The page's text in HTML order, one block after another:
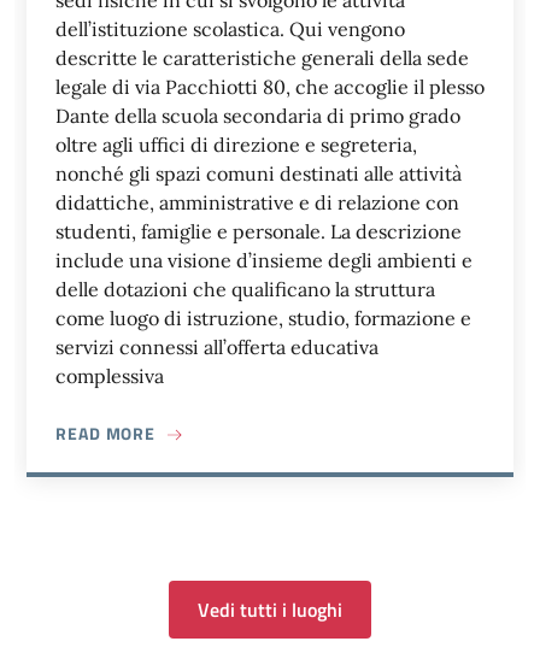
dell’istituzione scolastica. Qui vengono
descritte le caratteristiche generali della sede
legale di via Pacchiotti 80, che accoglie il plesso
Dante della scuola secondaria di primo grado
oltre agli uffici di direzione e segreteria,
nonché gli spazi comuni destinati alle attività
didattiche, amministrative e di relazione con
studenti, famiglie e personale. La descrizione
include una visione d’insieme degli ambienti e
delle dotazioni che qualificano la struttura
come luogo di istruzione, studio, formazione e
servizi connessi all’offerta educativa
complessiva
READ MORE ABOUT
Vedi tutti i luoghi